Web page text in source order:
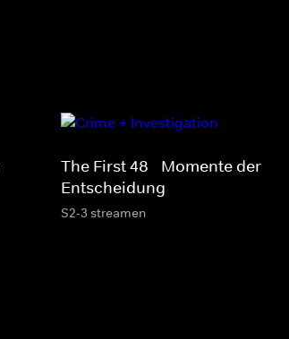
The First 48 - Momente der
Entscheidung
S2-3 streamen